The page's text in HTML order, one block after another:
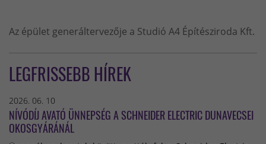
Az épület generáltervezője a Studió A4 Építésziroda Kft.
LEGFRISSEBB HÍREK
2026. 06. 10
NÍVÓDÍJ AVATÓ ÜNNEPSÉG A SCHNEIDER ELECTRIC DUNAVECSEI
OKOSGYÁRÁNÁL